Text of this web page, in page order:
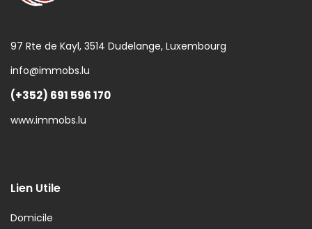
97 Rte de Kayl, 3514 Dudelange, Luxembourg
info@immobs.lu
(+352) 691 596 170
www.immobs.lu
Lien Utile
Domicile